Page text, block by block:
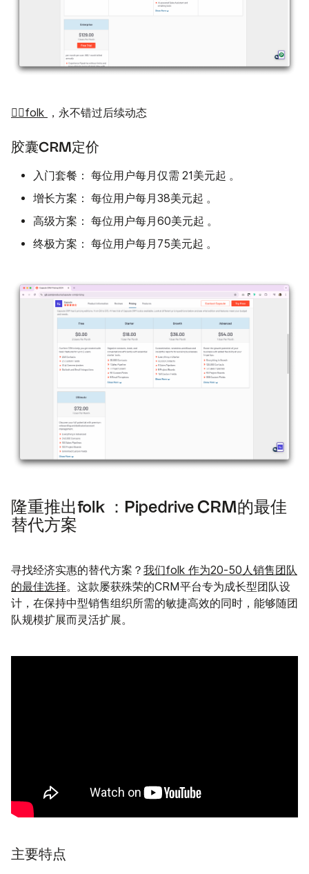
👉🏼folk ，永不错过后续动态
胶囊CRM定价
入门套餐： 每位用户每月仅需 21美元起 。
增长方案： 每位用户每月38美元起 。
高级方案： 每位用户每月60美元起 。
终极方案： 每位用户每月75美元起 。
隆重推出folk ：Pipedrive CRM的最佳
替代方案
寻找经济实惠的替代方案？ 我们folk 作为20-50人销售团队
的最佳选择。这款屡获殊荣的CRM平台专为成长型团队设
计，在保持中型销售组织所需的敏捷高效的同时，能够随团
队规模扩展而灵活扩展。
主要特点